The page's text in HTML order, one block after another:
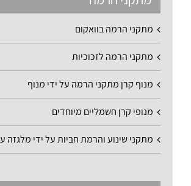
מתקני הרמה בוואקום
מתקני הרמה לזכוכיות
מנוף קרן מתקני הרמה על ידי מנוף
מנופי קרן חשמליים מיוחדים
מתקני שינוע והרמת חביות על ידי מלגזה